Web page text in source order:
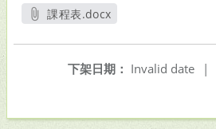
課程表.docx
下架日期： Invalid date
|